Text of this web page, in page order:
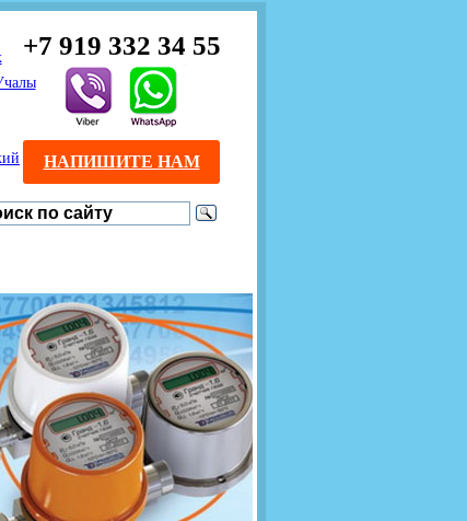
+7 919 332 34 55
НАПИШИТЕ НАМ
Предлагаем взаимовыгодное
сотрудничество
монтажникам газового
оборудования. Если Вы
занимаетесь установкой
газового оборудования, мы
предлагаем Вам оптовые
цены и документарное
сопровождение Ваших
продаж (берем всю
бухгалтерию "на себя")